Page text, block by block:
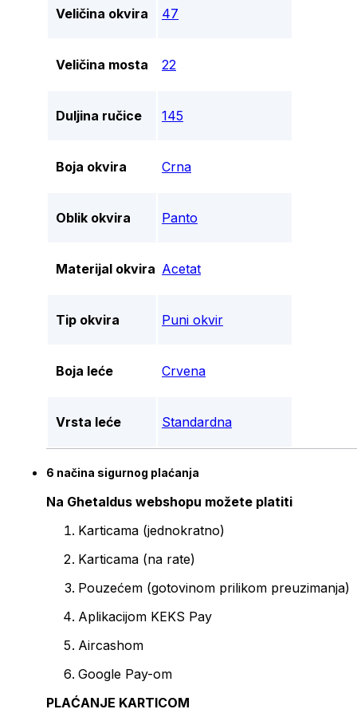
Veličina okvira 47
Veličina mosta 22
Duljina ručice 145
Boja okvira Crna
Oblik okvira Panto
Materijal okvira Acetat
Tip okvira Puni okvir
Boja leće Crvena
Vrsta leće Standardna
6 načina sigurnog plaćanja
Na Ghetaldus webshopu možete platiti
Karticama (jednokratno)
Karticama (na rate)
Pouzećem (gotovinom prilikom preuzimanja)
Aplikacijom KEKS Pay
Aircashom
Google Pay-om
PLAĆANJE KARTICOM